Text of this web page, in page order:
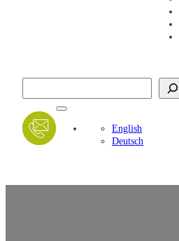
English
Deutsch